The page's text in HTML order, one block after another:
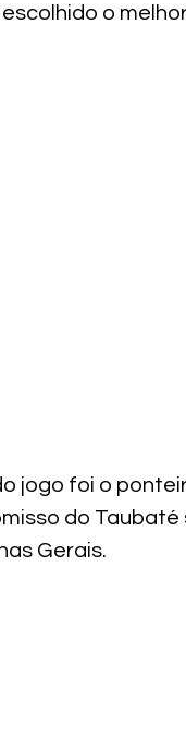
o
jogo foi o
do
Gerais.